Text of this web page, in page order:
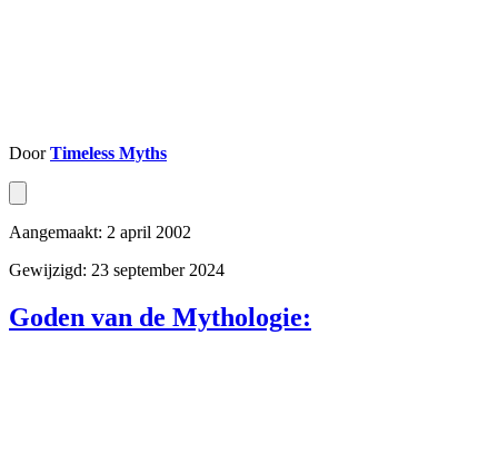
DoorTimeless Myths
Aangemaakt: 2 april 2002
Gewijzigd: 23 september 2024
Goden van de Mythologie: